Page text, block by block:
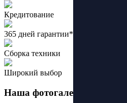
Кредитование
365 дней гарантии*
Сборка техники
Широкий выбор
Наша фотогалерея